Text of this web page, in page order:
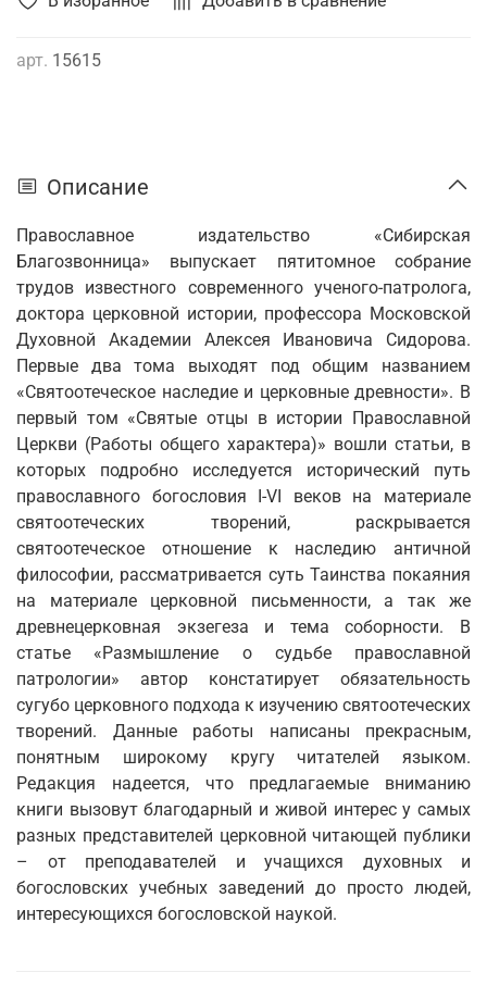
арт. 15615
Описание
Православное издательство «Сибирская
Благозвонница» выпускает пятитомное собрание
трудов известного современного ученого-патролога,
доктора церковной истории, профессора Московской
Духовной Академии Алексея Ивановича Сидорова.
Первые два тома выходят под общим названием
«Святоотеческое наследие и церковные древности». В
первый том «Святые отцы в истории Православной
Церкви (Работы общего характера)» вошли статьи, в
которых подробно исследуется исторический путь
православного богословия I-VI веков на материале
святоотеческих творений, раскрывается
святоотеческое отношение к наследию античной
философии, рассматривается суть Таинства покаяния
на материале церковной письменности, а так же
древнецерковная экзегеза и тема соборности. В
статье «Размышление о судьбе православной
патрологии» автор констатирует обязательность
сугубо церковного подхода к изучению святоотеческих
творений. Данные работы написаны прекрасным,
понятным широкому кругу читателей языком.
Редакция надеется, что предлагаемые вниманию
книги вызовут благодарный и живой интерес у самых
разных представителей церковной читающей публики
– от преподавателей и учащихся духовных и
богословских учебных заведений до просто людей,
интересующихся богословской наукой.